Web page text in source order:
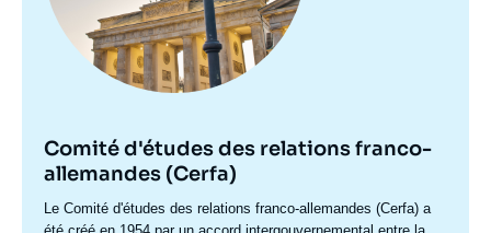
Comité d'études des relations franco-
allemandes (Cerfa)
Accroche
Le Comité d'études des relations franco-allemandes (Cerfa) a